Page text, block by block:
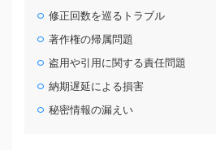
修正回数を巡るトラブル
著作権の帰属問題
盗用や引用に関する責任問題
納期遅延による損害
秘密情報の漏えい